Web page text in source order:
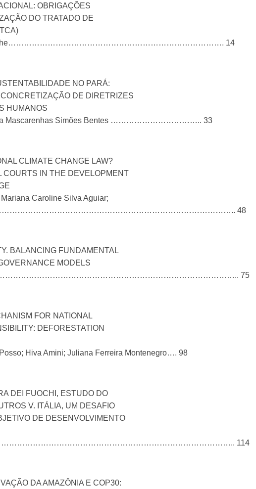
OBRIGAÇÕES
DO TRATADO DE
Ovalhe………………………………………………………………………. 14
NO PARÁ:
DE DIRETRIZES
HUMANOS
Mascarenhas Simões Bentes …………………………….. 33
CLIMATE CHANGE LAW?
COURTS IN THE DEVELOPMENT
Caroline Silva Aguiar;
……………………………………………………………………………………….. 48
BALANCING FUNDAMENTAL
MODELS
……………………………………………………………………………………….. 75
FOR NATIONAL
DEFORESTATION
Hiva Amini; Juliana Ferreira Montenegro…. 98
DEI FUOCHI, ESTUDO DO
V. ITÁLIA, UM DESAFIO
DE DESENVOLVIMENTO
114
DA AMAZÔNIA E COP30: